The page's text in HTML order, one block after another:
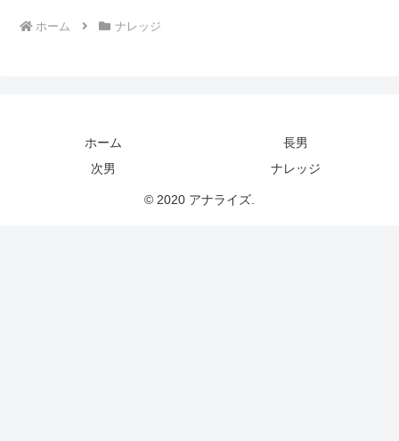
ホーム ナレッジ
ホーム
長男
次男
ナレッジ
© 2020 アナライズ.